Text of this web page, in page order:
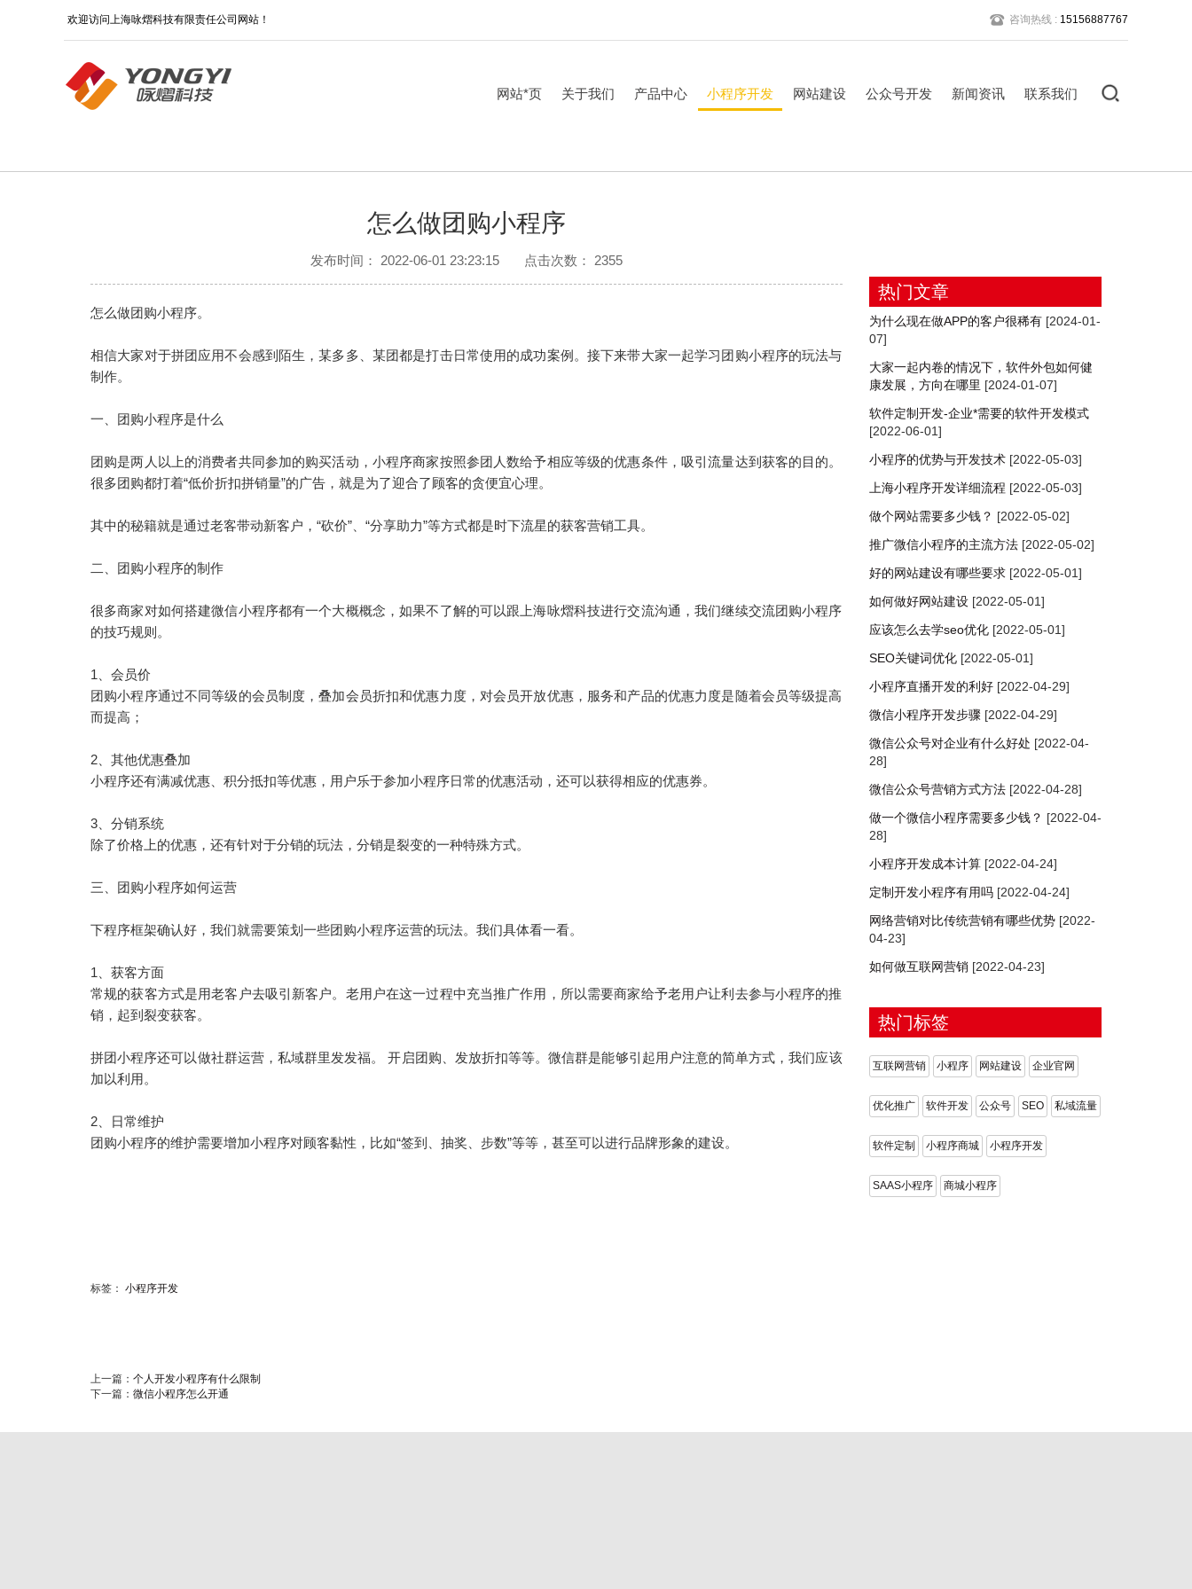
欢迎访问上海咏熠科技有限责任公司网站！ 咨询热线 : 15156887767
网站*页 关于我们
发展历程
社会责任
产品中心 小程序开发 网站建设 公众号开发 新闻资讯 联系我们
怎么做团购小程序
发布时间： 2022-06-01 23:23:15 点击次数： 2355
怎么做团购小程序。
相信大家对于拼团应用不会感到陌生，某多多、某团都是打击日常使用的成功案例。接下来带大家一起学习团购小程序的玩法与
制作。
一、团购小程序是什么
团购是两人以上的消费者共同参加的购买活动，小程序商家按照参团人数给予相应等级的优惠条件，吸引流量达到获客的目的。
很多团购都打着“低价折扣拼销量”的广告，就是为了迎合了顾客的贪便宜心理。
其中的秘籍就是通过老客带动新客户，“砍价”、“分享助力”等方式都是时下流星的获客营销工具。
二、团购小程序的制作
很多商家对如何搭建微信小程序都有一个大概概念，如果不了解的可以跟上海咏熠科技进行交流沟通，我们继续交流团购小程序
的技巧规则。
1、会员价
团购小程序通过不同等级的会员制度，叠加会员折扣和优惠力度，对会员开放优惠，服务和产品的优惠力度是随着会员等级提高
而提高；
2、其他优惠叠加
小程序还有满减优惠、积分抵扣等优惠，用户乐于参加小程序日常的优惠活动，还可以获得相应的优惠券。
3、分销系统
除了价格上的优惠，还有针对于分销的玩法，分销是裂变的一种特殊方式。
三、团购小程序如何运营
下程序框架确认好，我们就需要策划一些团购小程序运营的玩法。我们具体看一看。
1、获客方面
常规的获客方式是用老客户去吸引新客户。老用户在这一过程中充当推广作用，所以需要商家给予老用户让利去参与小程序的推
销，起到裂变获客。
拼团小程序还可以做社群运营，私域群里发发福。 开启团购、发放折扣等等。微信群是能够引起用户注意的简单方式，我们应该
加以利用。
2、日常维护
团购小程序的维护需要增加小程序对顾客黏性，比如“签到、抽奖、步数”等等，甚至可以进行品牌形象的建设。
标签： 小程序开发
上一篇： 个人开发小程序有什么限制
下一篇： 微信小程序怎么开通
热门文章
为什么现在做APP的客户很稀有 [2024-01-
07]
大家一起内卷的情况下，软件外包如何健
康发展，方向在哪里 [2024-01-07]
软件定制开发-企业*需要的软件开发模式
[2022-06-01]
小程序的优势与开发技术 [2022-05-03]
上海小程序开发详细流程 [2022-05-03]
做个网站需要多少钱？ [2022-05-02]
推广微信小程序的主流方法 [2022-05-02]
好的网站建设有哪些要求 [2022-05-01]
​如何做好网站建设 [2022-05-01]
​应该怎么去学seo优化 [2022-05-01]
SEO关键词优化 [2022-05-01]
小程序直播开发的利好 [2022-04-29]
微信小程序开发步骤 [2022-04-29]
微信公众号对企业有什么好处 [2022-04-
28]
微信公众号营销方式方法 [2022-04-28]
做一个微信小程序需要多少钱？ [2022-04-
28]
小程序开发成本计算 [2022-04-24]
定制开发小程序有用吗 [2022-04-24]
网络营销对比传统营销有哪些优势 [2022-
04-23]
如何做互联网营销 [2022-04-23]
热门标签
互联网营销 小程序 网站建设 企业官网
优化推广 软件开发 公众号 SEO 私域流量
软件定制 小程序商城 小程序开发
SAAS小程序 商城小程序